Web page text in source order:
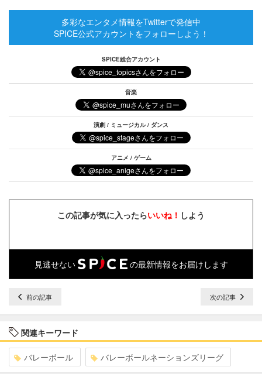
多彩なエンタメ情報をTwitterで発信中
SPICE公式アカウントをフォローしよう！
SPICE総合アカウント
音楽
演劇 / ミュージカル / ダンス
アニメ / ゲーム
この記事が気に入ったらいいね！ しよう
見逃せない の最新情報をお届けします
前の記事 次の記事
関連キーワード
バレーボール バレーボールネーションズリーグ